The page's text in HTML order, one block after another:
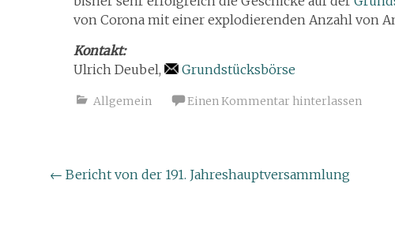
von Corona mit einer explodierenden Anzahl von
Kontakt:
Ulrich Deubel,
Grundstücksbörse
Allgemein Einen Kommentar hinterlassen
Beitragsnavigation
← Bericht von der 191. Jahreshauptversammlung